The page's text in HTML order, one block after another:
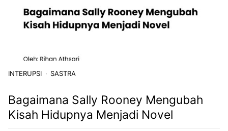
INTERUPSI SASTRA
Bagaimana Sally Rooney Mengubah
Kisah Hidupnya Menjadi Novel